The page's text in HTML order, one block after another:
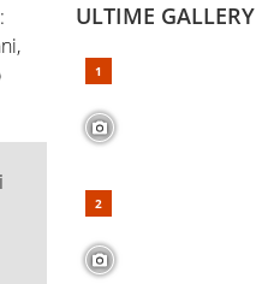
ULTIME GALLERY